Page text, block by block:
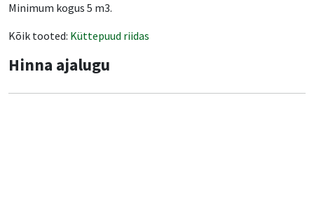
Minimum kogus 5 m3.
Kõik tooted: Küttepuud riidas
Hinna ajalugu